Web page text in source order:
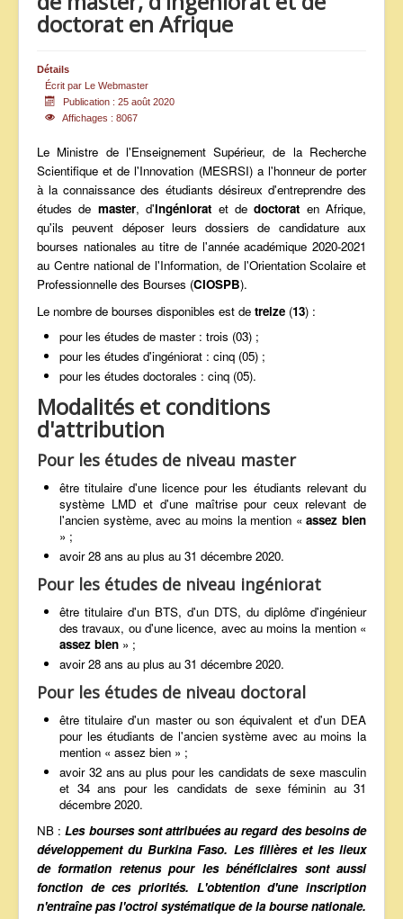
ANNONCES
doctorat en Afrique
Détails
Écrit par Le Webmaster
Publication : 25 août 2020
Affichages : 8067
Le Ministre de l'Enseignement Supérieur, de la Recherche
Scientifique et de l'Innovation (MESRSI) a l'honneur de porter
à la connaissance des étudiants désireux d'entreprendre des
études de master, d'ingéniorat et dedoctorat en Afrique,
qu'ils peuvent déposer leurs dossiers de candidature aux
bourses nationales au titre de l'année académique 2020-2021
au Centre national de l'Information, de l'Orientation Scolaire et
Professionnelle des Bourses (CIOSPB).
Le nombre de bourses disponibles est de treize (13) :
pour les études de master : trois (03) ;
pour les études d'ingéniorat : cinq (05) ;
pour les études doctorales : cinq (05).
Modalités et conditions
d'attribution
Pour les études de niveau master
être titulaire d'une licence pour les étudiants relevant du
système LMD et d'une maîtrise pour ceux relevant de
l'ancien système, avec au moins la mention «assez bien
» ;
avoir 28 ans au plus au 31 décembre 2020.
Pour les études de niveau ingéniorat
être titulaire d'un BTS, d'un DTS, du diplôme d'ingénieur
des travaux, ou d'une licence, avec au moins la mention «
assez bien » ;
avoir 28 ans au plus au 31 décembre 2020.
Pour les études de niveau doctoral
être titulaire d'un master ou son équivalent et d'un DEA
pour les étudiants de l'ancien système avec au moins la
mention « assez bien » ;
avoir 32 ans au plus pour les candidats de sexe masculin
et 34 ans pour les candidats de sexe féminin au 31
décembre 2020.
NB :Les bourses sont attribuées au regard des besoins de
développement du Burkina Faso. Les filières et les lieux
de formation retenus pour les bénéficiaires sont aussi
fonction de ces priorités. L'obtention d'une inscription
n'entraîne pas l'octroi systématique de la bourse nationale.